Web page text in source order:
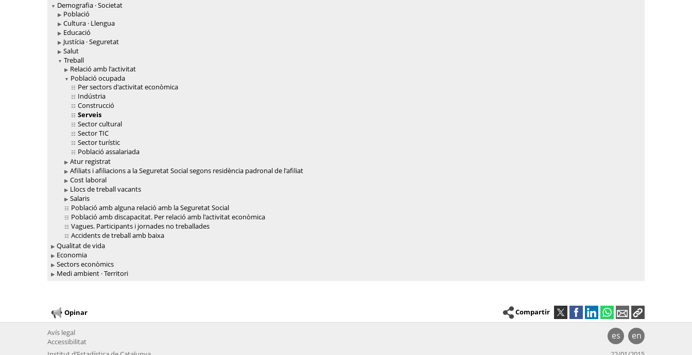
Demografia · Societat
Població
Cultura · Llengua
Educació
Justícia · Seguretat
Salut
Treball
Relació amb l'activitat
Població ocupada
Per sectors d'activitat econòmica
Indústria
Construcció
Serveis
Sector cultural
Sector TIC
Sector turístic
Població assalariada
Atur registrat
Afiliats i afiliacions a la Seguretat Social segons residència padronal de l'afiliat
Cost laboral
Llocs de treball vacants
Salaris
Població amb alguna relació amb la Seguretat Social
Població amb discapacitat. Per relació amb l'activitat econòmica
Vagues. Participants i jornades no treballades
Accidents de treball amb baixa
Qualitat de vida
Economia
Sectors econòmics
Medi ambient · Territori
Opinar Compartir
es en
Avís legal
Accessibilitat